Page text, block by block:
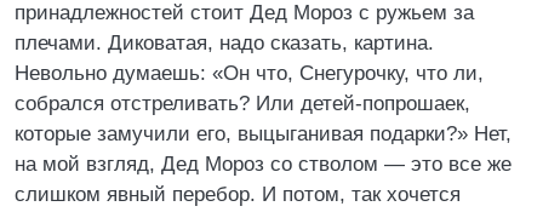
принадлежностей стоит Дед Мороз с ружьем за
плечами. Диковатая, надо сказать, картина.
Невольно думаешь: «Он что, Снегурочку, что ли,
собрался отстреливать? Или детей-попрошаек,
которые замучили его, выцыганивая подарки?» Нет,
на мой взгляд, Дед Мороз со стволом — это все же
слишком явный перебор. И потом, так хочется